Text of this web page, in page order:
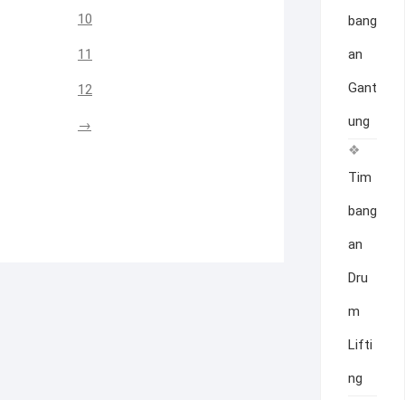
10
11
12
→
bang
an
Gant
ung
Tim
bang
an
Dru
m
Lifti
ng